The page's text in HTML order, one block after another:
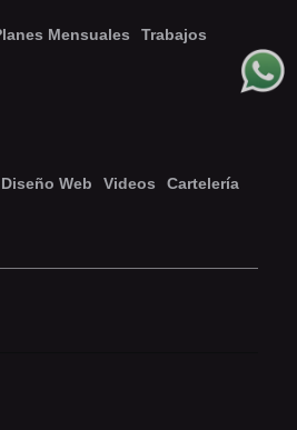
Mensuales
Trabajos
Diseño Web Videos
Cartelería